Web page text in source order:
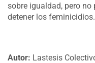
sobre igualdad, pero
detener los feminicidios.
Autor: Lastesis